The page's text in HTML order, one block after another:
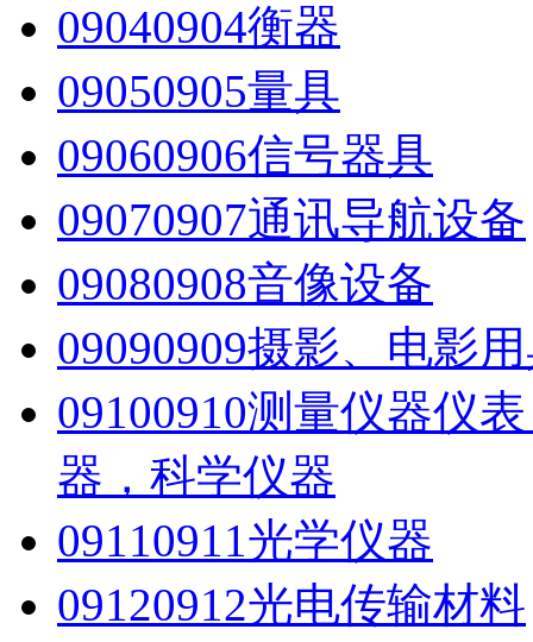
09040904衡器
09050905量具
09060906信号器具
09070907通讯导航设备
09080908音像设备
09090909摄影、电影
09100910测量仪器仪
器，科学仪器
09110911光学仪器
09120912光电传输材料